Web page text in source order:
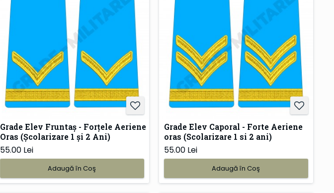
Grade Elev Fruntaș - Forțele Aeriene
Oras (Școlarizare 1 și 2 Ani)
55.00 Lei
Adaugă în Coş
Grade Elev Caporal - Forte Aeriene
oras (Scolarizare 1 si 2 ani)
55.00 Lei
Adaugă în Coş